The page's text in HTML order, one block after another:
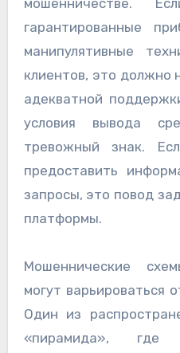
мошенничестве.
гарантированные
манипулятивные
клиентов, это должно
адекватной
условия вывода
тревожный знак.
предоставить
запросы, это повод
платформы.
Мошеннические
могут варьироваться
Один из
«пирамида», где